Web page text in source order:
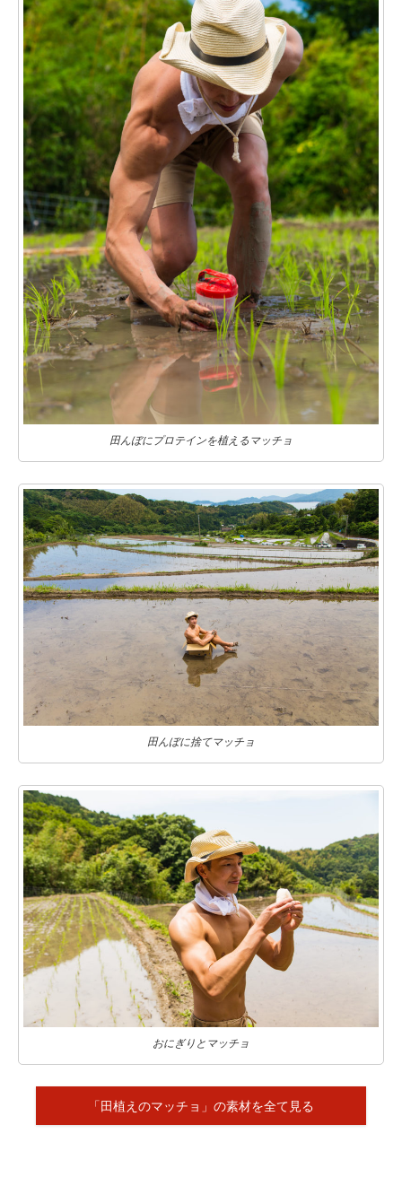
田んぼにプロテインを植えるマッチョ
田んぼに捨てマッチョ
おにぎりとマッチョ
「田植えのマッチョ」の素材を全て見る